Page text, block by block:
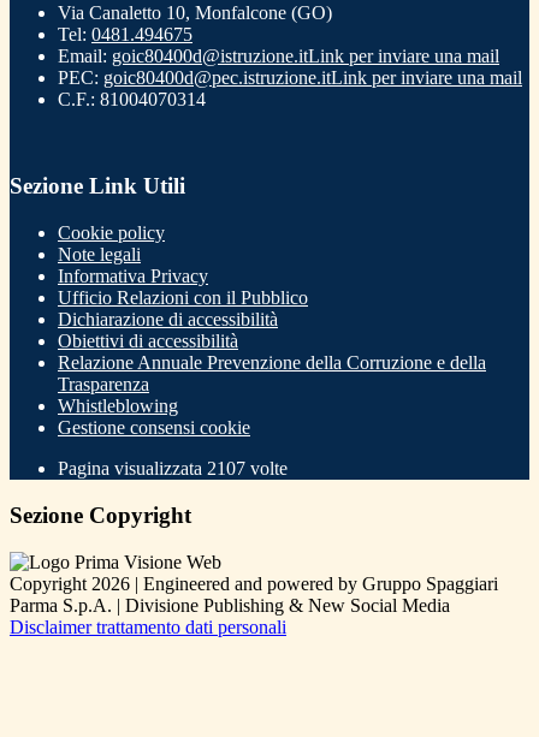
Via Canaletto 10, Monfalcone (GO)
Tel: 0481.494675
Email: goic80400d@istruzione.itLink per inviare una mail
PEC: goic80400d@pec.istruzione.itLink per inviare una mail
C.F.: 81004070314
Sezione Link Utili
Cookie policy
Note legali
Informativa Privacy
Ufficio Relazioni con il Pubblico
Dichiarazione di accessibilità
Obiettivi di accessibilità
Relazione Annuale Prevenzione della Corruzione e della
Trasparenza
Whistleblowing
Gestione consensi cookie
Pagina visualizzata 2107 volte
Sezione Copyright
Copyright 2026 | Engineered and powered by Gruppo Spaggiari
Parma S.p.A. | Divisione Publishing & New Social Media
Disclaimer trattamento dati personali